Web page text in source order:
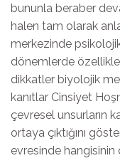
bununla beraber
halen tam olarak
merkezinde
dönemlerde
dikkatler biyolojik
kanıtlar Cinsiyet
çevresel unsurların
ortaya çıktığını
evresinde